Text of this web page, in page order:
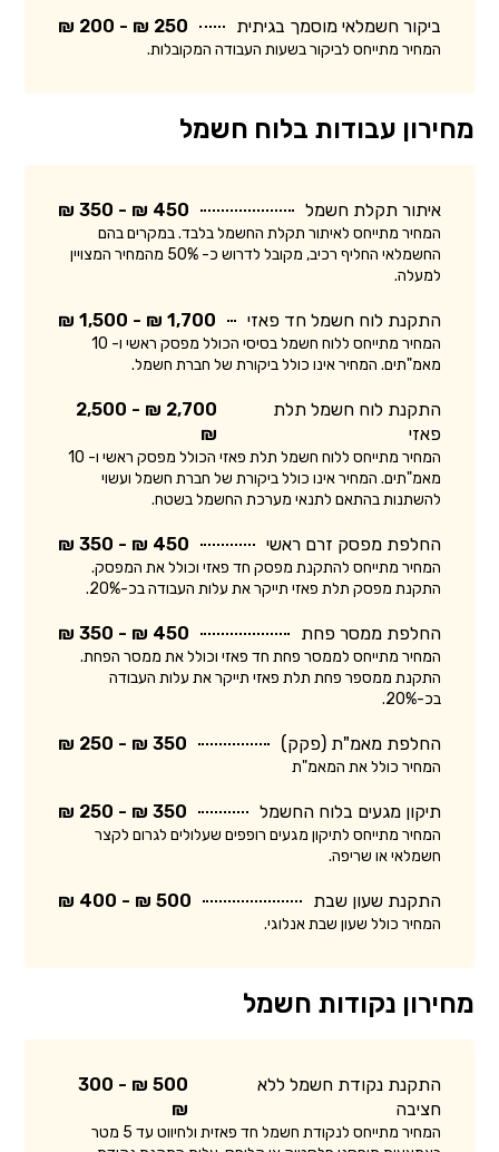
ביקור חשמלאי מוסמך בגיתית 250 ₪ - 200 ₪
המחיר מתייחס לביקור בשעות העבודה המקובלות.
מחירון עבודות בלוח חשמל
איתור תקלת חשמל 450 ₪ - 350 ₪
המחיר מתייחס לאיתור תקלת החשמל בלבד. במקרים בהם
החשמלאי החליף רכיב, מקובל לדרוש כ- 50% מהמחיר המצויין
למעלה.
התקנת לוח חשמל חד פאזי 1,700 ₪ - 1,500 ₪
המחיר מתייחס ללוח חשמל בסיסי הכולל מפסק ראשי ו- 10
מאמ"תים. המחיר אינו כולל ביקורת של חברת חשמל.
התקנת לוח חשמל תלת
פאזי
2,700 ₪ - 2,500
₪
המחיר מתייחס ללוח חשמל תלת פאזי הכולל מפסק ראשי ו- 10
מאמ"תים. המחיר אינו כולל ביקורת של חברת חשמל ועשוי
להשתנות בהתאם לתנאי מערכת החשמל בשטח.
החלפת מפסק זרם ראשי 450 ₪ - 350 ₪
המחיר מתייחס להתקנת מפסק חד פאזי וכולל את המפסק.
התקנת מפסק תלת פאזי תייקר את עלות העבודה בכ-20%.
החלפת ממסר פחת 450 ₪ - 350 ₪
המחיר מתייחס לממסר פחת חד פאזי וכולל את ממסר הפחת.
התקנת ממספר פחת תלת פאזי תייקר את עלות העבודה
בכ-20%.
החלפת מאמ"ת (פקק) 350 ₪ - 250 ₪
המחיר כולל את המאמ"ת
תיקון מגעים בלוח החשמל 350 ₪ - 250 ₪
המחיר מתייחס לתיקון מגעים רופפים שעלולים לגרום לקצר
חשמלאי או שריפה.
התקנת שעון שבת 500 ₪ - 400 ₪
המחיר כולל שעון שבת אנלוגי.
מחירון נקודות חשמל
התקנת נקודת חשמל ללא
חציבה
500 ₪ - 300
₪
המחיר מתייחס לנקודת חשמל חד פאזית ולחיווט עד 5 מטר